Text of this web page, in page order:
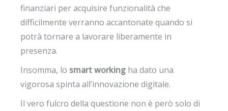
finanziari per acquisire funzionalità che
difficilmente verranno accantonate quando si
potrà tornare a lavorare liberamente in
presenza.
Insomma, lo smart working ha dato una
vigorosa spinta all’innovazione digitale.
Il vero fulcro della questione non è però solo di